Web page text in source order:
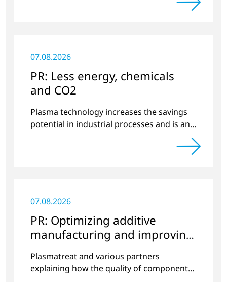
07.08.2026
PR: Less energy, chemicals
and CO2
Plasma technology increases the savings
potential in industrial processes and is an
07.08.2026
PR: Optimizing additive
manufacturing and improving
quality
Plasmatreat and various partners
explaining how the quality of components